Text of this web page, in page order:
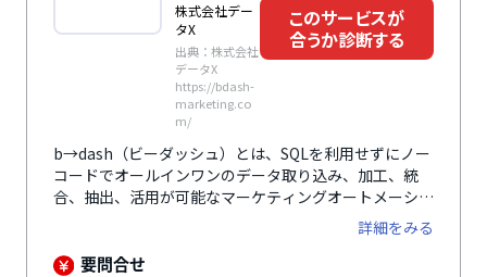
株式会社デー
タX
出典：株式会社
データX
https://bdash-
marketing.co
m/
このサービスが
合うか診断する
b→dash（ビーダッシュ）とは、SQLを利用せずにノー
コードでオールインワンのデータ取り込み、加工、統
合、抽出、活用が可能なマーケティングオートメーショ
ン（MA）です。110を超える業種の13万テーブル分の
統合ナレッジをGUIに昇華させた技術のデータパレット
が特徴です。Webサイト上の行動履歴や企業が持つ顧客
詳細をみる
要問合せ